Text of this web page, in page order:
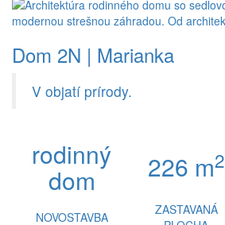
Dom 2N | Marianka
V objatí prírody.
rodinný
dom 226 m2
NOVOSTAVBA
ZASTAVANÁ